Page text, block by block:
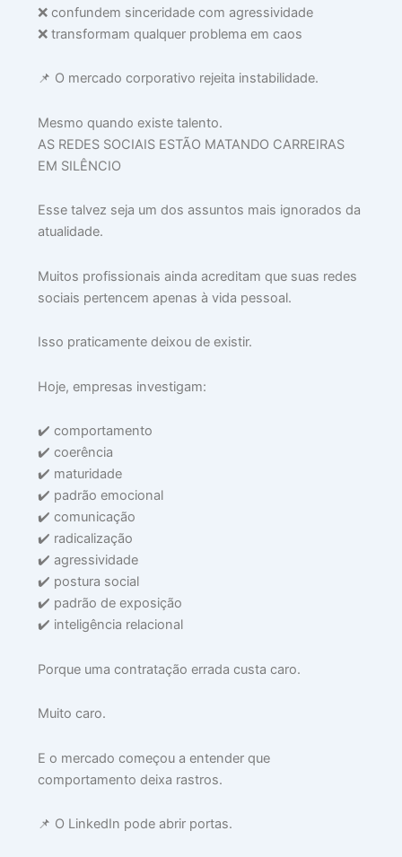
❌ confundem sinceridade com agressividade
❌ transformam qualquer problema em caos
📌 O mercado corporativo rejeita instabilidade.
Mesmo quando existe talento.
AS REDES SOCIAIS ESTÃO MATANDO CARREIRAS
EM SILÊNCIO
Esse talvez seja um dos assuntos mais ignorados da
atualidade.
Muitos profissionais ainda acreditam que suas redes
sociais pertencem apenas à vida pessoal.
Isso praticamente deixou de existir.
Hoje, empresas investigam:
✔️ comportamento
✔️ coerência
✔️ maturidade
✔️ padrão emocional
✔️ comunicação
✔️ radicalização
✔️ agressividade
✔️ postura social
✔️ padrão de exposição
✔️ inteligência relacional
Porque uma contratação errada custa caro.
Muito caro.
E o mercado começou a entender que
comportamento deixa rastros.
📌 O LinkedIn pode abrir portas.